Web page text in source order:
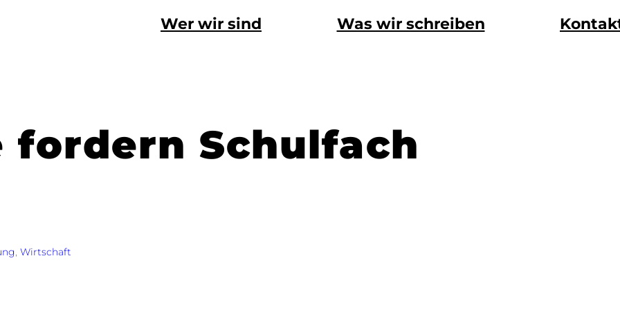
Wer wir sind Was wir schreiben
fordern Schulfach
, Wirtschaft